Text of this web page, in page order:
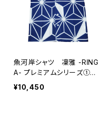
魚河岸シャツ 凜雅 -RING
A- プレミアムシリーズ①
麻かざぐるま LLサイズ
認定証付き 木綿晒 日本
¥10,450